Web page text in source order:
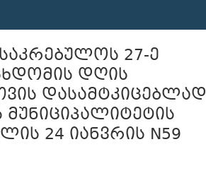
27-ე
დღის
დასამტკიცებლად
მუნიციპალიტეტის
24 იანვრის N59